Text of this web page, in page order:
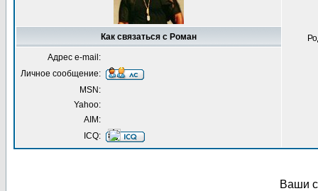
Как связаться с Роман
Адрес e-mail:
Личное сообщение:
MSN:
Yahoo:
AIM:
ICQ:
Ваши